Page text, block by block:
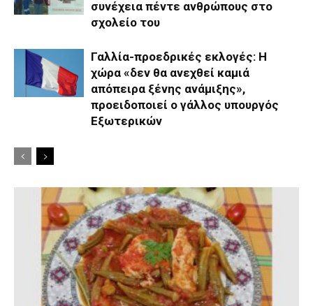
συνέχεια πέντε ανθρώπους στο
σχολείο του
Γαλλία-προεδρικές εκλογές: Η
χώρα «δεν θα ανεχθεί καμιά
απόπειρα ξένης ανάμιξης»,
προειδοποιεί ο γάλλος υπουργός
Εξωτερικών